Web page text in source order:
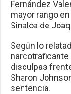
Fernández
mayor rango
Sinaloa de
Según lo
disculpas
Sharon
sentencia.